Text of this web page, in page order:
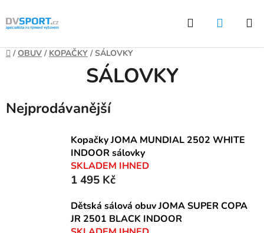
Přejít
na
Hledat
Domů
/ OBUV / KOPAČKY / SÁLOVKY
SÁLOVKY
Nejprodávanější
Kopačky JOMA MUNDIAL 2502 WHITE
INDOOR sálovky
SKLADEM IHNED
1 495 Kč
Dětská sálová obuv JOMA SUPER COPA
JR 2501 BLACK INDOOR